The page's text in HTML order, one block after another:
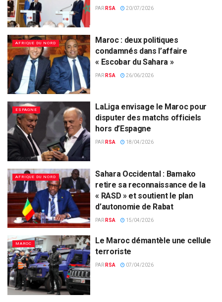
PAR RSA 20/07/2026
AFRIQUE DU NORD
Maroc : deux politiques
condamnés dans l’affaire
« Escobar du Sahara »
PAR RSA 26/06/2026
ESPAGNE
LaLiga envisage le Maroc pour
disputer des matchs officiels
hors d’Espagne
PAR RSA 18/04/2026
AFRIQUE DU NORD
Sahara Occidental : Bamako
retire sa reconnaissance de la
« RASD » et soutient le plan
d’autonomie de Rabat
PAR RSA 15/04/2026
MAROC
Le Maroc démantèle une cellule
terroriste
PAR RSA 07/04/2026